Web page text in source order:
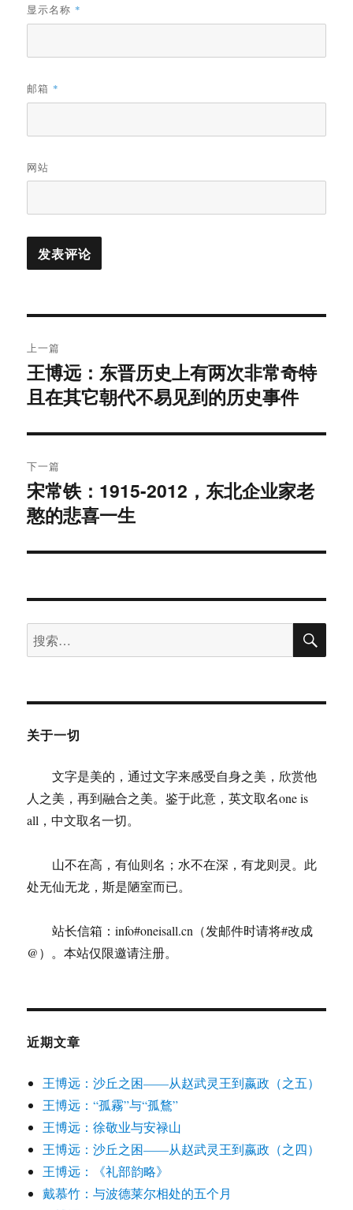
显示名称 *
邮箱 *
网站
章
导
航
上一篇
上
篇
章：
王博远：东晋历史上有两次非常奇特
且在其它朝代不易见到的历史事件
下一篇
下
篇
章：
宋常铁：1915-2012，东北企业家老
憨的悲喜一生
搜
索：
搜
关于一切
文字是美的，通过文字来感受自身之美，欣赏他
人之美，再到融合之美。鉴于此意，英文取名one is
all，中文取名一切。
山不在高，有仙则名；水不在深，有龙则灵。此
处无仙无龙，斯是陋室而已。
站长信箱：info#oneisall.cn（发邮件时请将#改成
@）。本站仅限邀请注册。
近期文章
王博远：沙丘之困——从赵武灵王到嬴政（之五）
王博远：“孤霧”与“孤鶩”
王博远：徐敬业与安禄山
王博远：沙丘之困——从赵武灵王到嬴政（之四）
王博远：《礼部韵略》
戴慕竹：与波德莱尔相处的五个月